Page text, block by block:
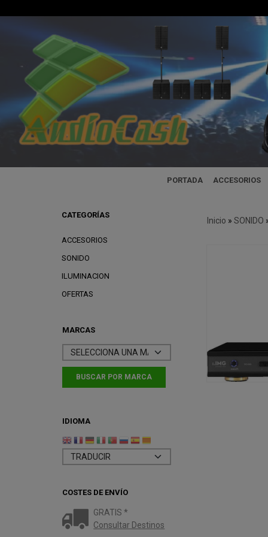
PORTADA ACCESORIOS
CATEGORÍAS
ACCESORIOS
SONIDO
ILUMINACION
OFERTAS
MARCAS
IDIOMA
COSTES DE ENVÍO
GRATIS *
Consultar Destinos
Inicio » SONIDO